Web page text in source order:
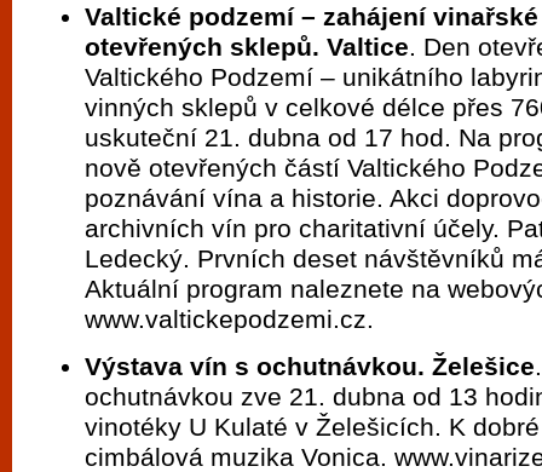
Valtické podzemí – zahájení
otevřených sklepů. Valtice. Den
Valtického Podzemí – unikátního
vinných sklepů v celkové délce přes
uskuteční 21. dubna od 17 hod. Na
nově otevřených částí Valtického
poznávání vína a historie. Akci
archivních vín pro charitativní účely.
Ledecký. Prvních deset návštěvníků
Aktuální program naleznete na
www.valtickepodzemi.cz.
Výstava vín s ochutnávkou. Želešice
ochutnávkou zve 21. dubna od 13
vinotéky U Kulaté v Želešicích. K
cimbálová muzika Vonica.